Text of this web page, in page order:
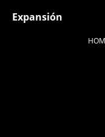
Expansión